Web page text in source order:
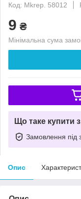
Код: Mkrep. 58012
9 ₴
Мінімальна сума
Що таке купити
Замовлення під
Опис